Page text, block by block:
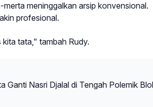
meninggalkan arsip konvensional.
profesional.
tata," tambah Rudy.
Ganti Nasri Djalal di Tengah Polemik